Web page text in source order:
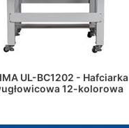
UL-BC1202 - Hafciarka
12-kolorowa